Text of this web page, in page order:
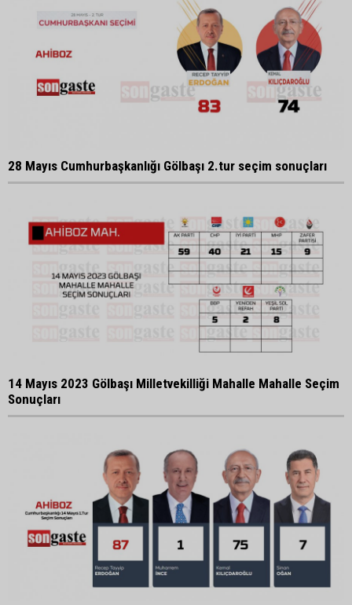
28 Mayıs Cumhurbaşkanlığı Gölbaşı 2.tur seçim sonuçları
14 Mayıs 2023 Gölbaşı Milletvekilliği Mahalle Mahalle Seçim
Sonuçları